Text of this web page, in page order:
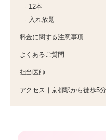
12本
入れ放題
料金に関する注意事項
よくあるご質問
担当医師
アクセス｜京都駅から徒歩5分